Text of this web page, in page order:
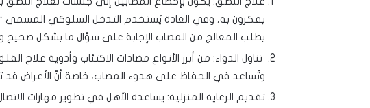
يطلب المعالج من المصاب الإجابة على سؤال ما بشكل صحيح
تناول الدواء: من أبرز الأنواع مضادات الاكتئاب وأدوية علاج
وتُساعد في الحفاظ على هدوء المصاب، خاصة أنّ الأعراض قد
تقديم الرعاية المنزلية: يساعدة الأهل في تطوير مهارات